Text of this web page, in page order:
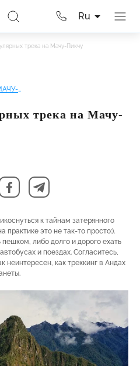
Ru
трека на Мачу-Пикчу
ТРЕККИНГ В ПЕРУ | ПОХОД НА МАЧУ-ПИКЧУ
трека на Мачу-
к тайнам затерянного
практике это не так-то просто:).
либо долго и дорого ехать
и поездах. Согласитесь,
неинтересен, как треккинг в Андах